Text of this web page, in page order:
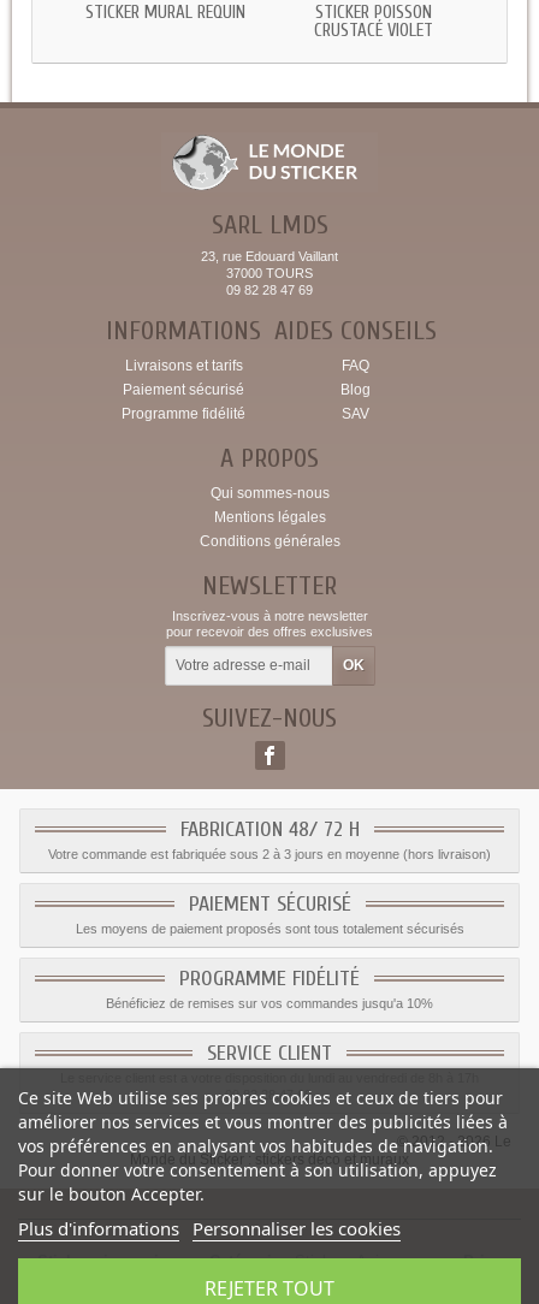
STICKER MURAL REQUIN
STICKER POISSON
CRUSTACÉ VIOLET
SARL LMDS
23, rue Edouard Vaillant
37000 TOURS
09 82 28 47 69
INFORMATIONS
Livraisons et tarifs
Paiement sécurisé
Programme fidélité
AIDES CONSEILS
FAQ
Blog
SAV
A PROPOS
Qui sommes-nous
Mentions légales
Conditions générales
NEWSLETTER
Inscrivez-vous à notre newsletter
pour recevoir des offres exclusives
SUIVEZ-NOUS
FABRICATION 48/ 72 H
Votre commande est fabriquée sous 2 à 3 jours en moyenne (hors livraison)
PAIEMENT SÉCURISÉ
Les moyens de paiement proposés sont tous totalement sécurisés
PROGRAMME FIDÉLITÉ
Bénéficiez de remises sur vos commandes jusqu'a 10%
SERVICE CLIENT
09.82.28.47.69.
© 2012 - 2026 Le
Monde du Sticker :
stickers déco et muraux
Sticker pieuvre jaune-Catégorie:Stickers Animaux mer-Prix:
1.59€
Ce site Web utilise ses propres cookies et ceux de tiers pour
améliorer nos services et vous montrer des publicités liées à
vos préférences en analysant vos habitudes de navigation.
Pour donner votre consentement à son utilisation, appuyez
sur le bouton Accepter.
Plus d'informations Personnaliser les cookies
REJETER TOUT